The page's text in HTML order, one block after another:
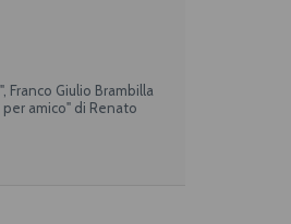
Franco Giulio Brambilla
per amico" di Renato